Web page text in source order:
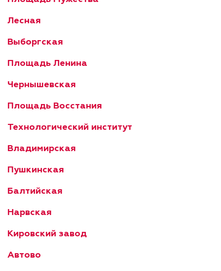
Лесная
Выборгская
Площадь Ленина
Чернышевская
Площадь Восстания
Технологический институт
Владимирская
Пушкинская
Балтийская
Нарвская
Кировский завод
Автово